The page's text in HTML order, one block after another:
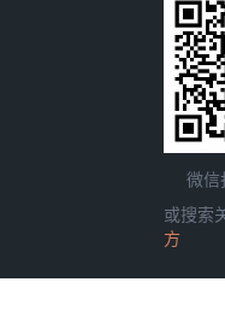
微信
或搜索
方